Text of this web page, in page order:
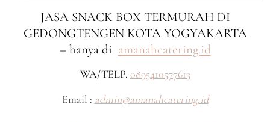
JASA SNACK BOX TERMURAH DI
GEDONGTENGEN KOTA YOGYAKARTA
– hanya di amanahcatering.id
WA/TELP. 0895410577613
Email : admin@amanahcatering.id